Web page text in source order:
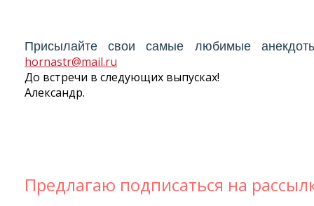
Присылайте свои самые любимые
hornastr@mail.ru
До встречи в следующих выпусках!
Александр.
Предлагаю подписаться на